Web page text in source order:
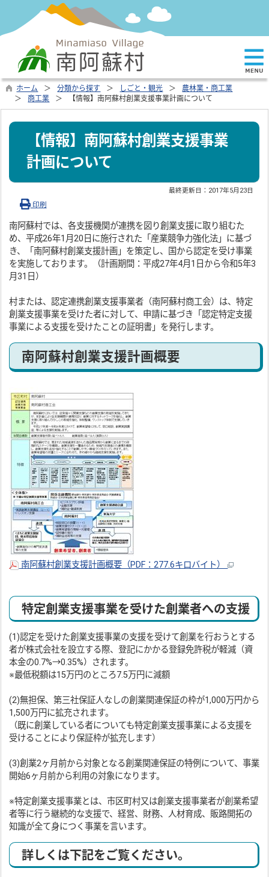
ホーム 分類から探す しごと・観光
農林業・商工業
商工業
【情報】南阿蘇村創業支援事業計画について
【情報】南阿蘇村創業支援事業
計画について
最終更新日： 2017年5月23日
印刷
南阿蘇村では、各支援機関が連携を図り創業支援に取り組むた
め、平成26年1月20日に施行された「産業競争力強化法」に基づ
き、「南阿蘇村創業支援計画」を策定し、国から認定を受け事業
を実施しております。（計画期間：平成27年4月1日から令和5年3
月31日）
村または、認定連携創業支援事業者（南阿蘇村商工会）は、特定
創業支援事業を受けた者に対して、申請に基づき「認定特定支援
事業による支援を受けたことの証明書」を発行します。
南阿蘇村創業支援計画概要
南阿蘇村創業支援計画概要（PDF：277.6キロバイト）
特定創業支援事業を受けた創業者への支援
(1)認定を受けた創業支援事業の支援を受けて創業を行おうとする
者が株式会社を設立する際、登記にかかる登録免許税が軽減（資
本金の0.7%→0.35%）されます。
※最低税額は15万円のところ7.5万円に減額
(2)無担保、第三社保証人なしの創業関連保証の枠が1,000万円から
1,500万円に拡充されます。
（既に創業している者についても特定創業支援事業による支援を
受けることにより保証枠が拡充します）
(3)創業2ヶ月前から対象となる創業関連保証の特例について、事業
開始6ヶ月前から利用の対象になります。
※特定創業支援事業とは、市区町村又は創業支援事業者が創業希望
者等に行う継続的な支援で、経営、財務、人材育成、販路開拓の
知識が全て身につく事業を言います。
詳しくは下記をご覧ください。